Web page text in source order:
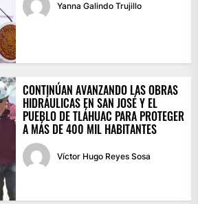
Yanna Galindo Trujillo
CONTINÚAN AVANZANDO LAS OBRAS
HIDRÁULICAS EN SAN JOSÉ Y EL
PUEBLO DE TLÁHUAC PARA PROTEGER
A MÁS DE 400 MIL HABITANTES
Víctor Hugo Reyes Sosa